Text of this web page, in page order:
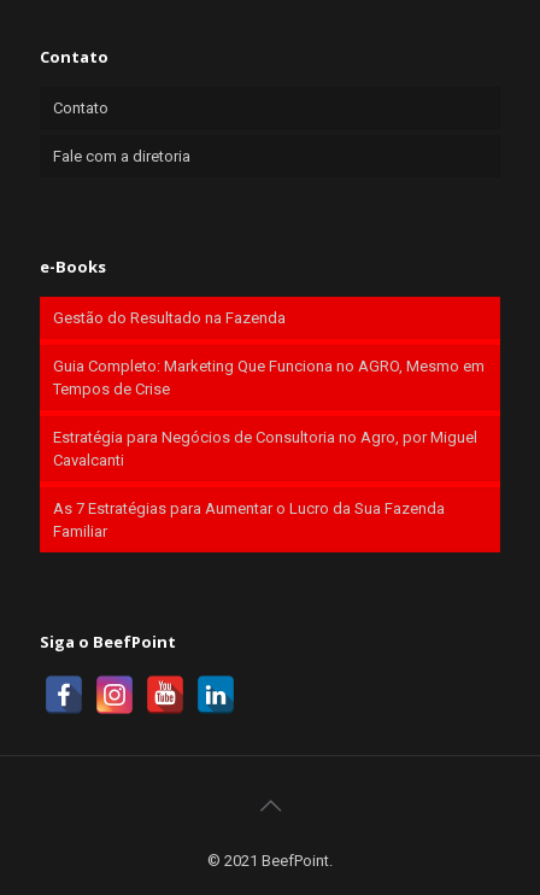
Contato
Contato
Fale com a diretoria
e-Books
Gestão do Resultado na Fazenda
Guia Completo: Marketing Que Funciona no AGRO, Mesmo em
Tempos de Crise
Estratégia para Negócios de Consultoria no Agro, por Miguel
Cavalcanti
As 7 Estratégias para Aumentar o Lucro da Sua Fazenda
Familiar
Siga o BeefPoint
© 2021 BeefPoint.